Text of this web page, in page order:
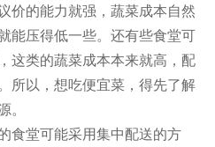
价的能力就强，蔬菜成本自然
能压得低一些。还有些食堂可
这类的蔬菜成本本来就高，配
所以，想吃便宜菜，得先了解
。
食堂可能采用集中配送的方